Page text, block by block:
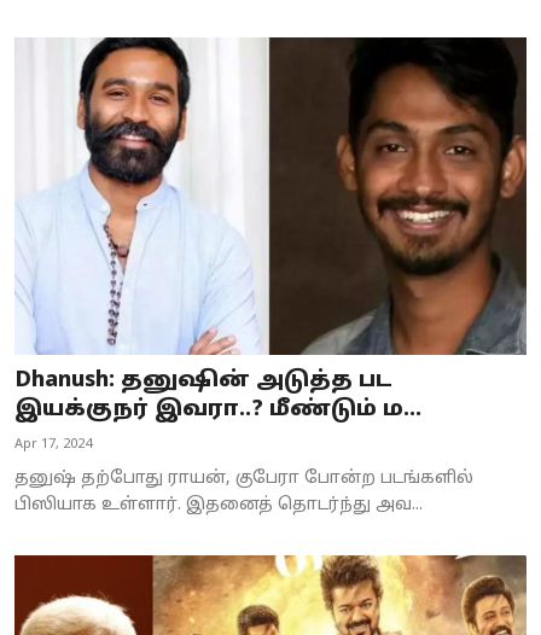
Dhanush: தனுஷின் அடுத்த பட
இயக்குநர் இவரா..? மீண்டும் ம...
Apr 17, 2024
தனுஷ் தற்போது ராயன், குபேரா போன்ற படங்களில்
பிஸியாக உள்ளார். இதனைத் தொடர்ந்து அவ...